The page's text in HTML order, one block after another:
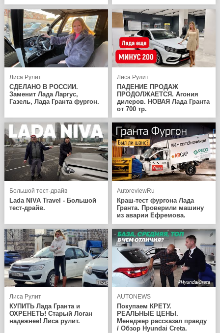
Лиса Рулит
СДЕЛАНО В РОССИИ.
Заменит Лада Ларгус,
Газель, Лада Гранта фургон.
Лиса Рулит
ПАДЕНИЕ ПРОДАЖ
ПРОДОЛЖАЕТСЯ. Агония
дилеров. НОВАЯ Лада Гранта
от 700 тр.
Большой тест-драйв
Lada NIVA Travel - Большой
тест-драйв.
AutoreviewRu
Краш-тест фургона Лада
Гранта. Проверили машину
из аварии Ефремова.
Лиса Рулит
КУПИТЬ Лада Гранта и
ОХРЕНЕТЬ! Старый Логан
надежнее! Лиса рулит.
AUTONEWS
Покупаем КРЕТУ.
РЕАЛЬНЫЕ ЦЕНЫ.
Менеджер рассказал правду
/ Обзор Hyundai Creta.